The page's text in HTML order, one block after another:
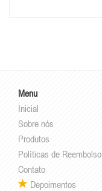
Menu
Inicial
Sobre nós
Produtos
Políticas de Reembolso
Contato
Depoimentos